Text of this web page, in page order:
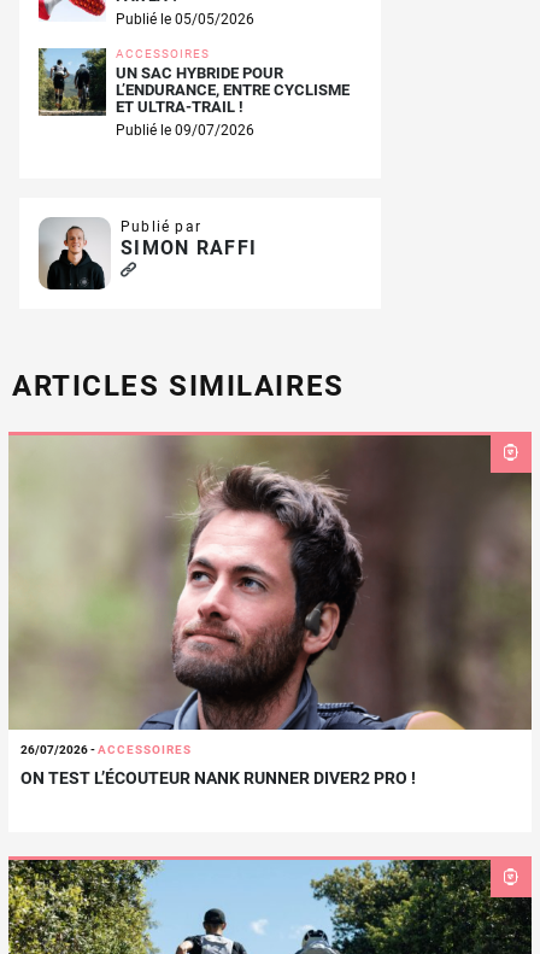
Publié le 05/05/2026
ACCESSOIRES
UN SAC HYBRIDE POUR
L’ENDURANCE, ENTRE CYCLISME
ET ULTRA-TRAIL !
Publié le 09/07/2026
Publié par
SIMON RAFFI
ARTICLES SIMILAIRES
26/07/2026-ACCESSOIRES
ON TEST L’ÉCOUTEUR NANK RUNNER DIVER2 PRO !